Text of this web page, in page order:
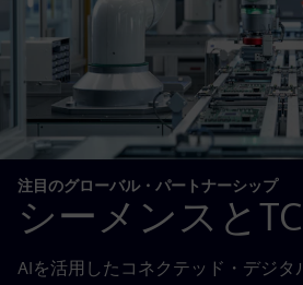
注目のグローバル・パートナーシップ
シーメンスと
AIを活用したコネクテッド・デジ